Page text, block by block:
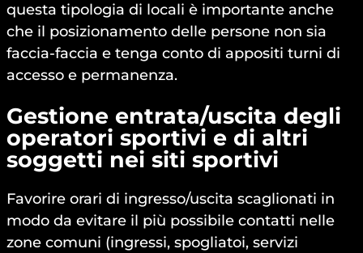
questa tipologia di locali è importante anche
che il posizionamento delle persone non sia
faccia-faccia e tenga conto di appositi turni di
accesso e permanenza.
Gestione entrata/uscita degli
operatori sportivi e di altri
soggetti nei siti sportivi
Favorire orari di ingresso/uscita scaglionati in
modo da evitare il più possibile contatti nelle
zone comuni (ingressi, spogliatoi, servizi